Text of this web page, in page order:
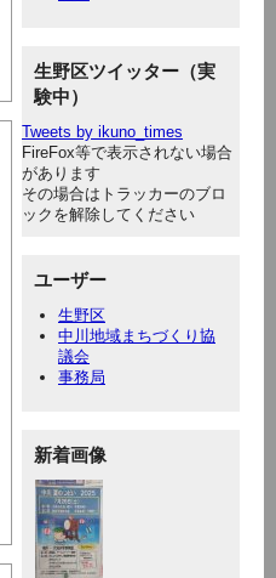
生野区ツイッター（実
験中）
Tweets by ikuno_times
FireFox等で表示されない場合
があります
その場合はトラッカーのブロ
ックを解除してください
ユーザー
生野区
中川地域まちづくり協
議会
事務局
新着画像